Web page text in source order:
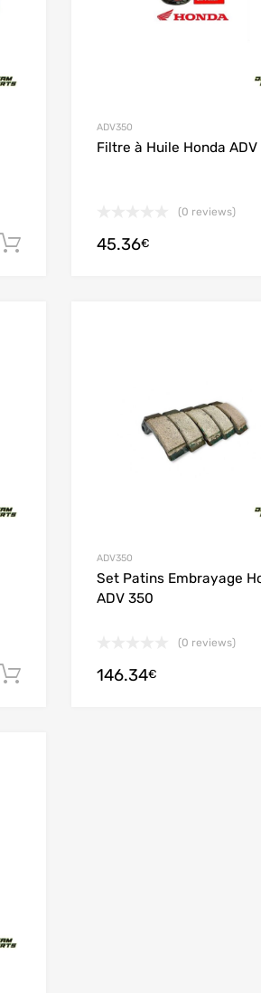
Ajouter au panier
ADV350
Filtre à Huile Honda ADV
(0 reviews)
45.36€
Ajouter au panier
ADV350
Set Patins Embrayage
ADV 350
(0 reviews)
146.34€